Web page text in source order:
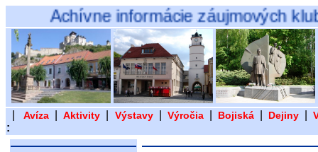
Achívne informácie záujmových
|Avíza |Aktivity Výstavy| Výročia| Bojiská| Dejiny |
: